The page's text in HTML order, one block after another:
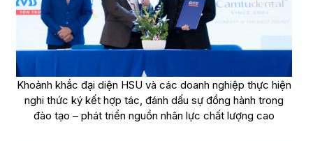
Khoảnh khắc đại diện HSU và các doanh nghiệp thực hiện
nghi thức ký kết hợp tác, đánh dấu sự đồng hành trong
đào tạo – phát triển nguồn nhân lực chất lượng cao